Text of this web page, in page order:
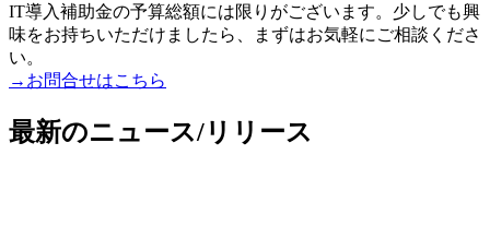
IT導入補助金の予算総額には限りがございます。少しでも興
味をお持ちいただけましたら、まずはお気軽にご相談くださ
い。
→お問合せはこちら
最新のニュース/リリース